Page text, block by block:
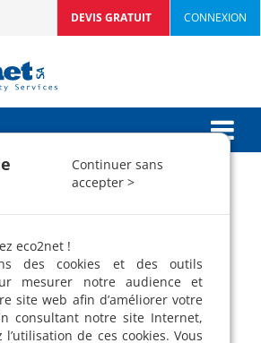
CONNEXION
DEVIS GRATUIT
de nettoyage
vous le quotidien !
conseils pertinents pour
locaux, faire des économies,
bons plans écologiques et
pratiques.
Continuer sans
accepter >
eco2net !
des cookies et des outils
mesurer notre audience et
site web afin d’améliorer votre
consultant notre site Internet,
l’utilisation de ces cookies. Vous